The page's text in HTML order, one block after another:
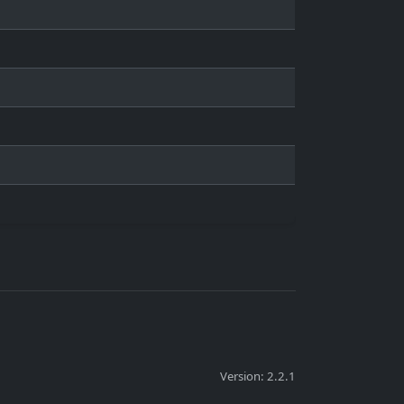
Version: 2.2.1